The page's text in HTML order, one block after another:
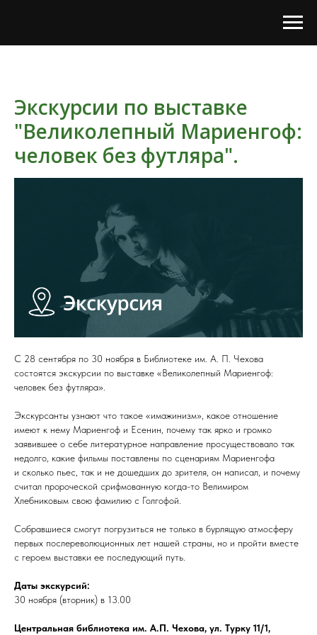
Экскурсии по выставке
"Великолепный Мариенгоф:
человек без футляра".
С 28 сентября по 30 ноября в Библиотеке им. А. П. Чехова
состоятся экскурсии по выставке «Великолепный Мариенгоф:
человек без футляра».
Экскурсанты узнают что такое «имажинизм», какое отношение
имеют к нему Мариенгоф и Есенин, почему так ярко и громко
заявившее о себе литературное направление просуществовало так
недолго, какие фильмы поставлены по сценариям Мариенгофа
и сколько пьес, так и не дошедших до зрителя, он написал, и почему
считал пророческой срифмованную когда-то Велимиром
Хлебниковым свою фамилию с Голгофой.
Собравшиеся смогут погрузиться не только в бурлящую атмосферу
первых послереволюционных лет нашей страны, но и пройти вместе
с героем выставки ее последующий путь.
Даты экскурсий:
30 ноября (вторник) в 13.00
Центральная библиотека им. А.П. Чехова, ул. Турку 11/1,